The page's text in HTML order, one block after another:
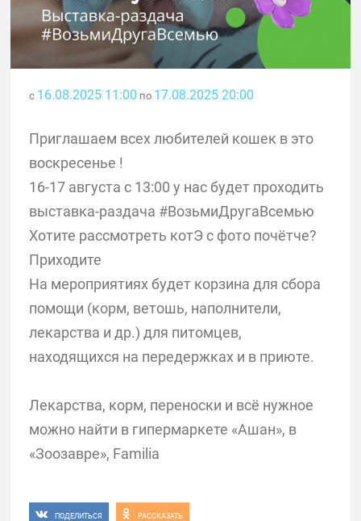
с 16.08.2025 11:00 по 17.08.2025 20:00
Приглашаем всех любителей кошек в это
воскресенье !
16-17 августа с 13:00 у нас будет проходить
выставка-раздача #ВозьмиДругаВсемью
Хотите рассмотреть котЭ с фото почётче?
Приходите
На мероприятиях будет корзина для сбора
помощи (корм, ветошь, наполнители,
лекарства и др.) для питомцев,
находящихся на передержках и в приюте.
Лекарства, корм, переноски и всё нужное
можно найти в гипермаркете «Ашан», в
«Зоозавре», Familia
ПОДЕЛИТЬСЯ РАССКАЗАТЬ